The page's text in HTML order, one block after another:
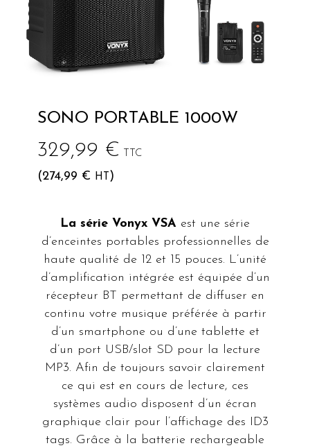
SONO PORTABLE 1000W
329,99 € TTC
(274,99 € HT )
La série Vonyx VSA est une série
d’enceintes portables professionnelles de
haute qualité de 12 et 15 pouces. L’unité
d’amplification intégrée est équipée d’un
récepteur BT permettant de diffuser en
continu votre musique préférée à partir
d’un smartphone ou d’une tablette et
d’un port USB/slot SD pour la lecture
MP3. Afin de toujours savoir clairement
ce qui est en cours de lecture, ces
systèmes audio disposent d’un écran
graphique clair pour l’affichage des ID3
tags. Grâce à la batterie rechargeable